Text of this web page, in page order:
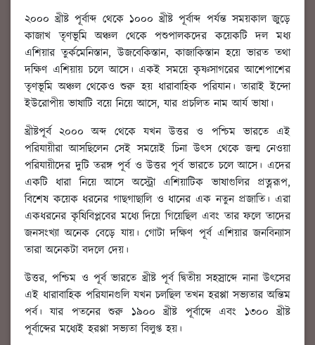
২০০০ খ্রীষ্ট পূর্বাব্দ থেকে ১০০০ খ্রীষ্ট পূর্বাব্দ পর্যন্ত সময়কাল জুড়ে
কাজাখ তৃণভূমি অঞ্চল থেকে পশুপালকদের কয়েকটি দল মধ্য
এশিয়ার তুর্কমেনিস্তান, উজবেকিস্তান, কাজাকিস্তান হয়ে ভারত তথা
দক্ষিণ এশিয়ায় চলে আসে। একই সময়ে কৃষ্ণসাগরের আশেপাশের
তৃণভূমি অঞ্চল থেকেও শুরু হয় ধারাবাহিক পরিযান। তারাই ইন্দো
ইউরোপীয় ভাষাটি বয়ে নিয়ে আসে, যার প্রচলিত নাম আর্য ভাষা।
খ্রীষ্টপূর্ব ২০০০ অব্দ থেকে যখন উত্তর ও পশ্চিম ভারতে এই
পরিযায়ীরা আসছিলেন সেই সময়েই চিনা উৎস থেকে জন্ম নেওয়া
পরিযায়ীদের দুটি তরঙ্গ পূর্ব ও উত্তর পূর্ব ভারতে চলে আসে। এদের
একটি ধারা নিয়ে আসে অস্ট্রো এশিয়াটিক ভাষাগুলির প্রত্নরূপ,
বিশেষ কয়েক ধরনের গাছগাছালি ও ধানের এক নতুন প্রজাতি। এরা
একধরনের কৃষিবিপ্লবের মধ্যে দিয়ে গিয়েছিল এবং তার ফলে তাদের
জনসংখ্যা অনেক বেড়ে যায়। গোটা দক্ষিণ পূর্ব এশিয়ার জনবিন্যাস
তারা অনেকটা বদলে দেয়।
উত্তর, পশ্চিম ও পূর্ব ভারতে খ্রীষ্ট পূর্ব দ্বিতীয় সহস্রাব্দে নানা উৎসের
এই ধারাবাহিক পরিযানগুলি যখন চলছিল তখন হরপ্পা সভ্যতার অন্তিম
পর্ব। যার পতনের শুরু ১৯০০ খ্রীষ্ট পূর্বাব্দে এবং ১৩০০ খ্রীষ্ট
পূর্বাব্দের মধ্যেই হরপ্পা সভ্যতা বিলুপ্ত হয়।